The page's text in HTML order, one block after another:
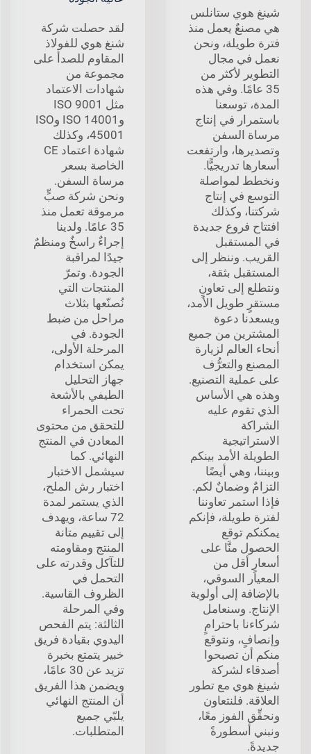
شينغ هوي ستانلس
هي مصنعٌ يعمل منذ
فترة طويلة، ونحن
نعمل في مجال
التطوير لأكثر من
35 عامًا. وفي هذه
المدة، توسعنا
باستمرار في إنتاج
مرساة السفن
وتصديرها، وارتفعت
أسعارها تدريجيًّا.
ونخطط لمواصلة
التوسع في إنتاج
شركتنا، وكذلك
افتتاح فروع جديدة
في المستقبل
القريب. وننظر إلى
المستقبل بثقة،
ونتطلع إلى تعاونٍ
مستقرٍ طويل الأمد،
ويسعدنا دعوة
المشترين من جميع
أنحاء العالم لزيارة
المصنع والتعرُّف
على عملية التصنيع.
وهذه هي الأساس
الذي تقوم عليه
الشراكة
الاستراتيجية
الطويلة الأمد بينكم
وبيننا، وهي أيضًا
التزامٌ وضمانٌ لكم.
فإذا استمر تعاوننا
لفترة طويلة، فإنكم
يمكنكم توقع
الحصول منَّا على
أسعارٍ أقل من
المعيار السوقي،
بالإضافة إلى أولوية
الإنتاج. وسنعامل
شركاءنا باحترامٍ
وإنصافٍ، ونتوقع
منكم أن تصبحوا
أصدقاء لشركة
شينغ هوي مع تطور
العلاقة. فلنتعاون
ونحقِّق الفوز معًا،
ونبني أسطورةً
جديدةً.
لقد حصلت شركة
شنغ هوي للفولاذ
المقاوم للصدأ على
مجموعة من
شهادات الاعتماد
مثل ISO 9001
وISO 14001 وISO
45001، وكذلك
شهادة اعتماد CE
الخاصة بسعر
مرساة السفن.
ونحن شركة صبٍّ
مرموقة تعمل منذ
35 عامًا. ولدينا
إجراءٌ راسخٌ ومنظمٌ
جيدًا لمراقبة
الجودة. وتمرّ
المنتجات التي
نُصنّعها بثلاث
مراحل من ضبط
الجودة. في
المرحلة الأولى،
يمكن استخدام
جهاز التحليل
الطيفي بالأشعة
تحت الحمراء
للتحقق من محتوى
المعادن في المنتج
النهائي. كما
سيشمل الاختبار
اختبار رش الملح،
الذي يستمر لمدة
72 ساعة، ويهدف
إلى تقييم متانة
المنتج ومقاومته
للتآكل وقدرته على
التحمل في
الظروف القاسية.
وفي المرحلة
الثالثة: يتم الفحص
اليدوي بقيادة فريق
خبير يتمتع بخبرة
تزيد عن 30 عامًا،
ويضمن هذا الفريق
أن المنتج النهائي
يلبّي جميع
المتطلبات.